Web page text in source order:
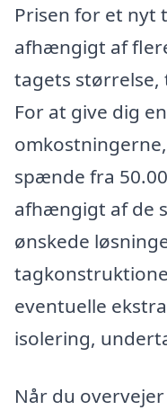
Prisen for et nyt
afhængigt af
tagets størrelse,
For at give dig
spænde fra
afhængigt af de
ønskede
eventuelle
isolering,
Når du